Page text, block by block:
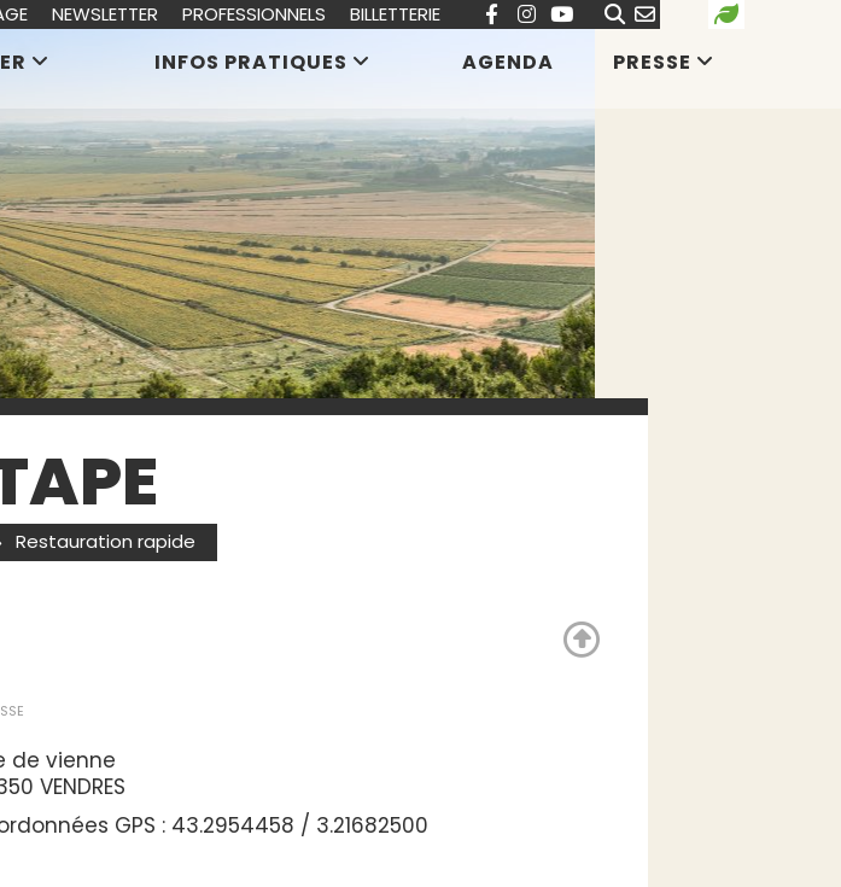
Restauration rapide
de vienne
VENDRES
GPS : 43.2954458 / 3.21682500
INFOS PRATIQUES AGENDA PRESSE
NEWSLETTER PROFESSIONNELS BILLETTERIE